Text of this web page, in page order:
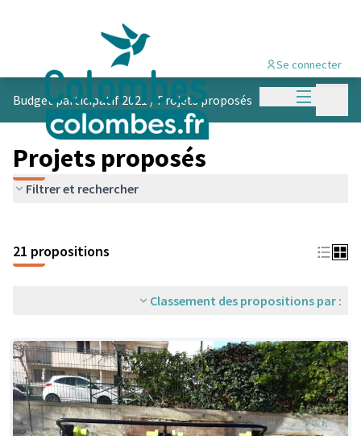
Menu
Se connecter
Budget participatif 2021 /Projets proposés
Projets proposés
Filtrer et rechercher
21 propositions
Classement des propositions par :